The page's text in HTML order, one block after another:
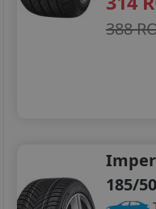
388
185/